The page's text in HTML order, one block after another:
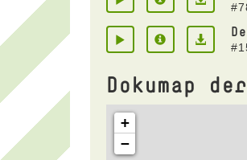
Dokumap